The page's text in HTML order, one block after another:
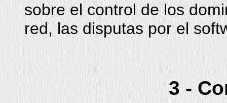
sobre el control de los
red, las disputas por el
3 -